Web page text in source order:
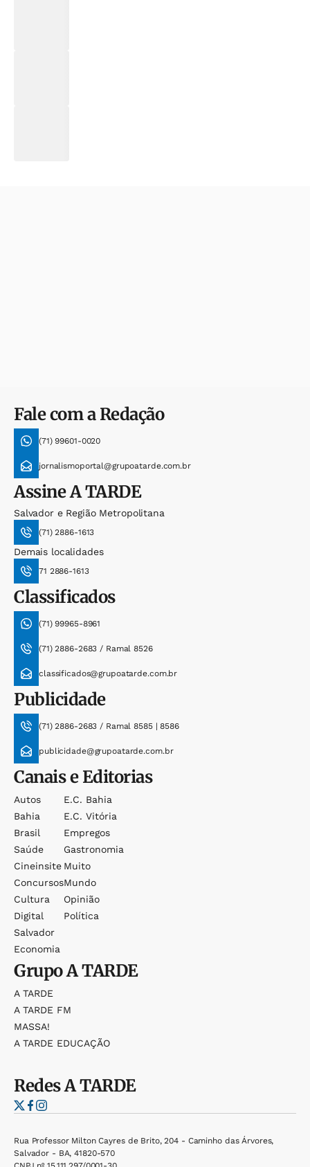
Fale com a Redação
(71) 99601-0020
jornalismoportal@grupoatarde.com.br
AssineA TARDE
Salvador e Região Metropolitana
(71) 2886-1613
Demais localidades
71 2886-1613
Classificados
(71) 99965-8961
(71) 2886-2683 / Ramal 8526
classificados@grupoatarde.com.br
Publicidade
(71) 2886-2683 / Ramal 8585 | 8586
publicidade@grupoatarde.com.br
Canais e Editorias
Autos
Bahia
Brasil
Saúde
Cineinsite
Concursos
Cultura
Digital
Salvador
Economia
E.c. Bahia
E.c. Vitória
Empregos
Gastronomia
Muito
Mundo
Opinião
Política
GrupoA TARDE
A TARDE
A TARDE FM
MASSA!
A TARDE EDUCAÇÃO
RedesA TARDE
Rua Professor Milton Cayres de Brito, 204 - Caminho das Árvores,
Salvador - BA, 41820-570